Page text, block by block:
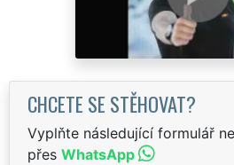
CHCETE SE STĚHOVAT?
Vyplňte následující formulář
přes WhatsApp